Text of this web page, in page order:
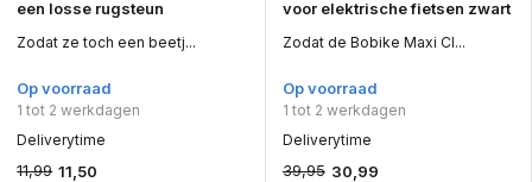
een losse rugsteun
Zodat ze toch een beetj...
Op voorraad
1 tot 2 werkdagen
Deliverytime
11,99 11,50
voor elektrische fietsen zwart
Zodat de Bobike Maxi Cl...
Op voorraad
1 tot 2 werkdagen
Deliverytime
39,95 30,99